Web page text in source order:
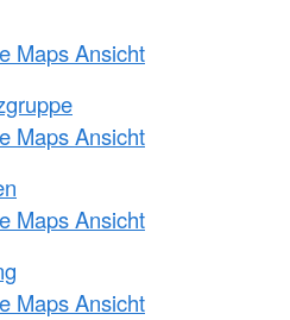
Maps Ansicht
Maps Ansicht
Maps Ansicht
Maps Ansicht